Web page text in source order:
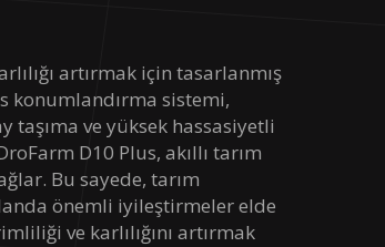
artırmak için tasarlanmış
konumlandırma sistemi,
taşıma ve yüksek hassasiyetli
D10 Plus, akıllı tarım
Bu sayede, tarım
önemli iyileştirmeler elde
ve karlılığını artırmak